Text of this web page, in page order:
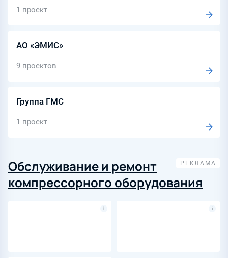
1 проект
АО «ЭМИС»
9 проектов
Группа ГМС
1 проект
Обслуживание и ремонт
компрессорного оборудования